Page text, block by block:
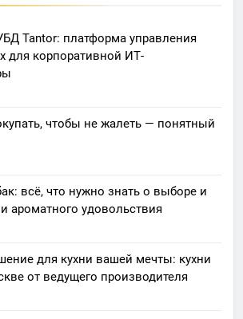
Tantor: платформа управления
для корпоративной ИТ-
чтобы не жалеть — понятный
всё, что нужно знать о выборе и
ароматного удовольствия
для кухни вашей мечты: кухни
от ведущего производителя